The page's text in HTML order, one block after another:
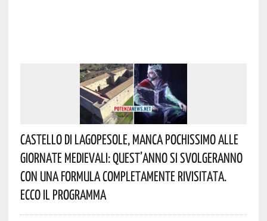
Castello Di Lagopesole, Manca Pochissimo Alle
Giornate Medievali: Quest’anno Si Svolgeranno
Con Una Formula Completamente Rivisitata.
Ecco Il Programma